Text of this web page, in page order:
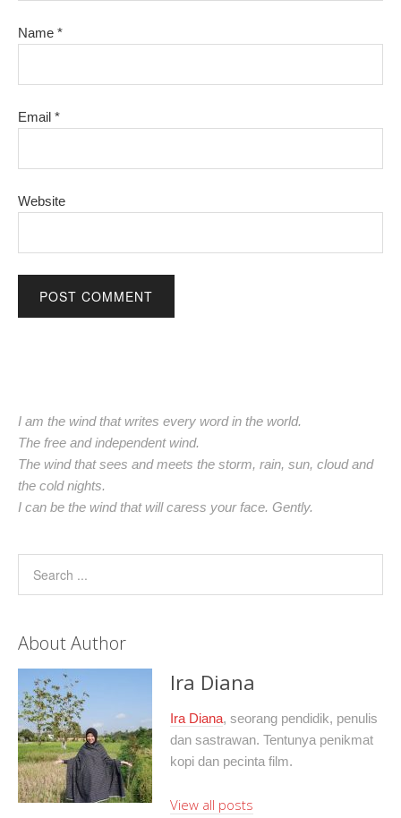
Name *
Email *
Website
I am the wind that writes every word in the world.
The free and independent wind.
The wind that sees and meets the storm, rain, sun, cloud and
the cold nights.
I can be the wind that will caress your face. Gently.
About Author
Ira Diana
Ira Diana, seorang pendidik, penulis
dan sastrawan. Tentunya penikmat
kopi dan pecinta film.
View all posts